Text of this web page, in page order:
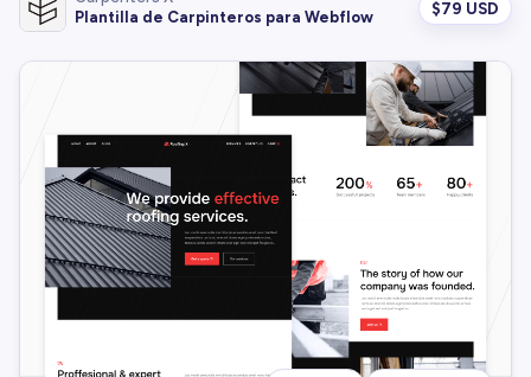
Plantilla de Carpinteros para Webflow
$79 USD